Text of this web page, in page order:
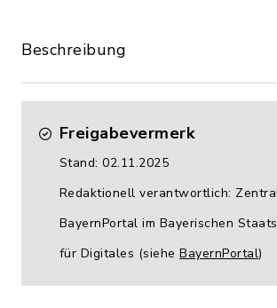
Beschreibung
Freigabevermerk
Stand: 02.11.2025
Redaktionell verantwortlich:
BayernPortal im Bayerischen
für Digitales (siehe BayernPortal)